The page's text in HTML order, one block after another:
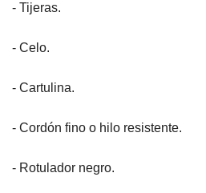
- Tijeras.
- Celo.
- Cartulina.
- Cordón fino o hilo resistente.
- Rotulador negro.